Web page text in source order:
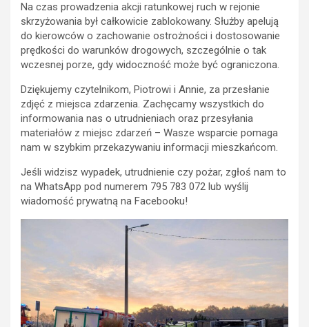
Na czas prowadzenia akcji ratunkowej ruch w rejonie
skrzyżowania był całkowicie zablokowany. Służby apelują
do kierowców o zachowanie ostrożności i dostosowanie
prędkości do warunków drogowych, szczególnie o tak
wczesnej porze, gdy widoczność może być ograniczona.
Dziękujemy czytelnikom, Piotrowi i Annie, za przesłanie
zdjęć z miejsca zdarzenia. Zachęcamy wszystkich do
informowania nas o utrudnieniach oraz przesyłania
materiałów z miejsc zdarzeń – Wasze wsparcie pomaga
nam w szybkim przekazywaniu informacji mieszkańcom.
Jeśli widzisz wypadek, utrudnienie czy pożar, zgłoś nam to
na WhatsApp pod numerem 795 783 072 lub wyślij
wiadomość prywatną na Facebooku!